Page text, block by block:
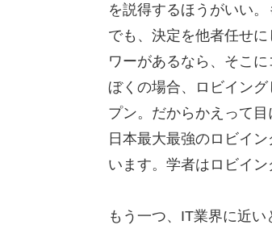
を説得するほうがいい
でも、決定を他者任せ
ワーがあるなら、そこ
ぼくの場合、ロビイン
プン。だからかえって目
日本最大最強のロビイ
います。学者はロビイ
もう一つ、IT業界に近